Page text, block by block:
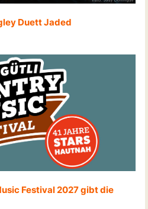
Duett Jaded
Festival 2027 gibt die